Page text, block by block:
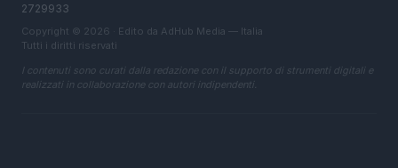
2729933
Copyright © 2026 · Edito da AdHub Media — Italia
Tutti i diritti riservati
I contenuti sono curati dalla redazione con il supporto di strumenti digitali e
realizzati in collaborazione con autori indipendenti.